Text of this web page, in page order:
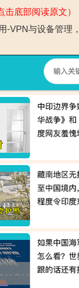
底部阅读原文）
-VPN与设备管理